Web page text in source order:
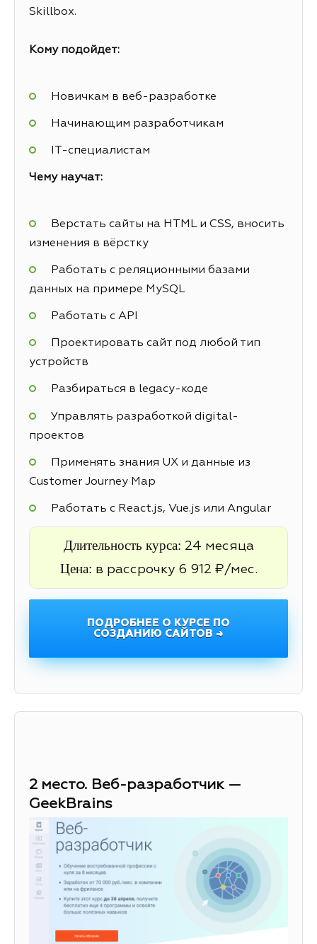
Skillbox.
Кому подойдет:
Новичкам в веб-разработке
Начинающим разработчикам
IT-специалистам
Чему научат:
Верстать сайты на HTML и CSS, вносить
изменения в вёрстку
Работать с реляционными базами
данных на примере MySQL
Работать с API
Проектировать сайт под любой тип
устройств
Разбираться в legacy-коде
Управлять разработкой digital-
проектов
Применять знания UX и данные из
Customer Journey Map
Работать с React.js, Vue.js или Angular
Длительность курса: 24 месяца
Цена: в рассрочку 6 912 ₽/мес.
ПОДРОБНЕЕ О КУРСЕ ПО
СОЗДАНИЮ САЙТОВ →
2 место. Веб-разработчик —
GeekBrains